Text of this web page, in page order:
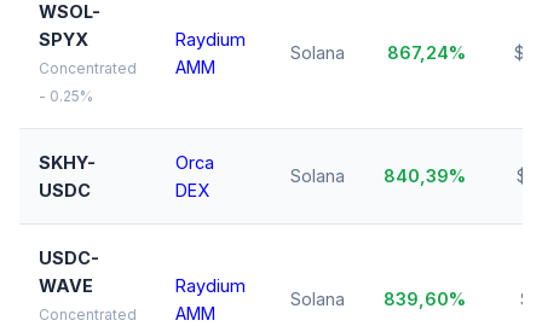
WSOL-
SPYX
Concentrated
- 0.25%
Raydium
AMM
Solana 867,24%
SKHY-
USDC
Orca
DEX
Solana 840,39%
USDC-
WAVE
Concentrated
Raydium
AMM
Solana 839,60%